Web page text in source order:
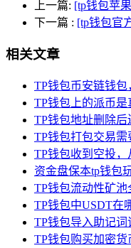
上一篇: [tp钱包苹
下一篇 : [tp钱包官
相关文章
TP钱包币安链钱
TP钱包上的派币
TP钱包地址删除
TP钱包打包交易
TP钱包收到空投
资金盘保本tp钱包
TP钱包流动性矿
TP钱包中USDT在
TP钱包导入助记
TP钱包购买加密